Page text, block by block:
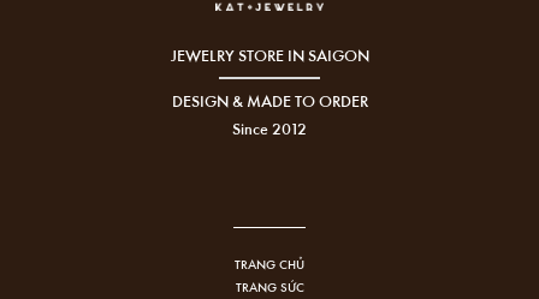
JEWELRY STORE IN SAIGON
DESIGN & MADE TO ORDER
Since 2012
TRANG CHỦ
TRANG SỨC